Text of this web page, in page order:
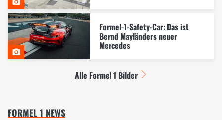
Formel-1-Safety-Car: Das ist
Bernd Mayländers neuer
Mercedes
Alle Formel 1 Bilder
FORMEL 1 NEWS